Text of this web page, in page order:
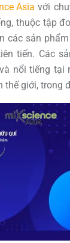
Asia với
thuộc tập
các sản
tiến. Các
nổi tiếng tại
thế giới, trong